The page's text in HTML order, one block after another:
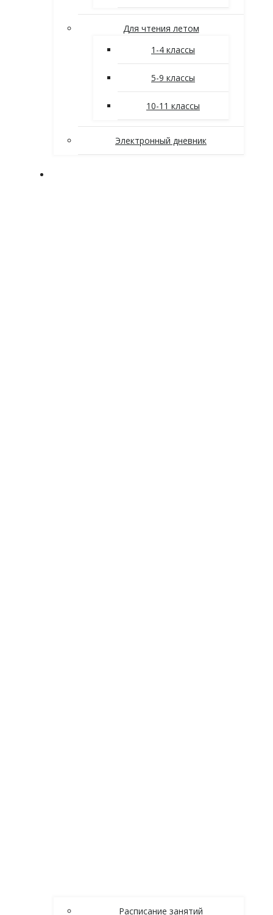
Для чтения летом
1-4 классы
5-9 классы
10-11 классы
Электронный дневник
Расписание занятий